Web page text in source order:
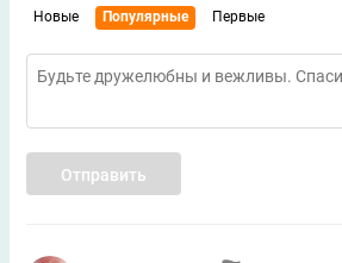
Новые Популярные Первые
Отправить